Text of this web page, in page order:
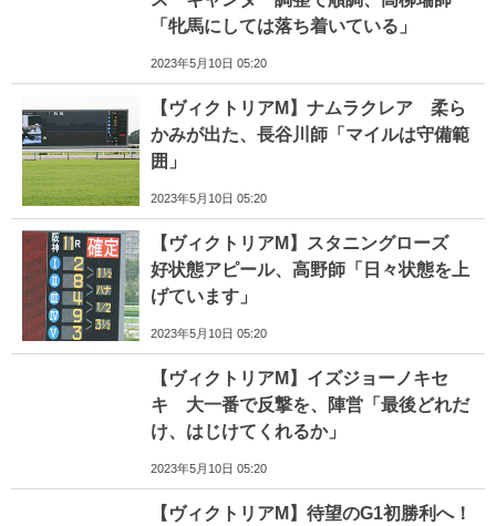
「牝馬にしては落ち着いている」
2023年5月10日 05:20
【ヴィクトリアM】ナムラクレア 柔ら
かみが出た、長谷川師「マイルは守備範
囲」
2023年5月10日 05:20
【ヴィクトリアM】スタニングローズ
好状態アピール、高野師「日々状態を上
げています」
2023年5月10日 05:20
【ヴィクトリアM】イズジョーノキセ
キ 大一番で反撃を、陣営「最後どれだ
け、はじけてくれるか」
2023年5月10日 05:20
【ヴィクトリアM】待望のG1初勝利へ！